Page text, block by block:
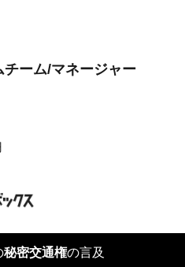
ーム/マネージャー
秘密交通権の言及